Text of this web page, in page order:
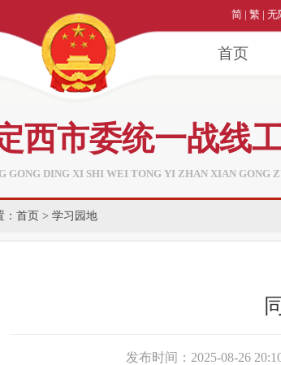
简 | 繁 | 无
首页
西市委统一战线
GONG DING XI SHI WEI TONG YI ZHAN XIAN GONG
首页 > 学习园地
发布时间：2025-08-26